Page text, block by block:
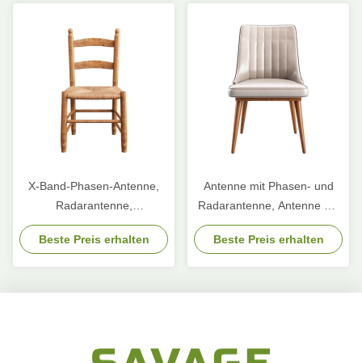
X-Band-Phasen-Antenne,
Radarantenne,
Schlitzantenne
Beste Preis erhalten
Antenne mit Phasen- und
Radarantenne, Antenne mit
Schlitten, Schlitten- und
Spaltantenne
Beste Preis erhalten